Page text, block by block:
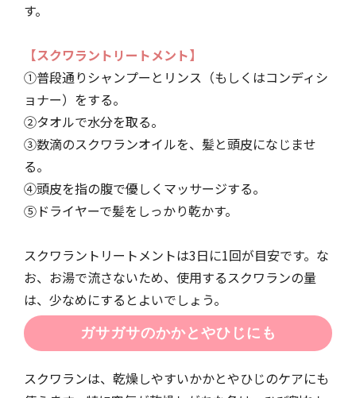
す。
【スクワラントリートメント】
①普段通りシャンプーとリンス（もしくはコンディシ
ョナー）をする。
②タオルで水分を取る。
③数滴のスクワランオイルを、髪と頭皮になじませ
る。
④頭皮を指の腹で優しくマッサージする。
⑤ドライヤーで髪をしっかり乾かす。
スクワラントリートメントは3日に1回が目安です。な
お、お湯で流さないため、使用するスクワランの量
は、少なめにするとよいでしょう。
ガサガサのかかとやひじにも
スクワランは、乾燥しやすいかかとやひじのケアにも